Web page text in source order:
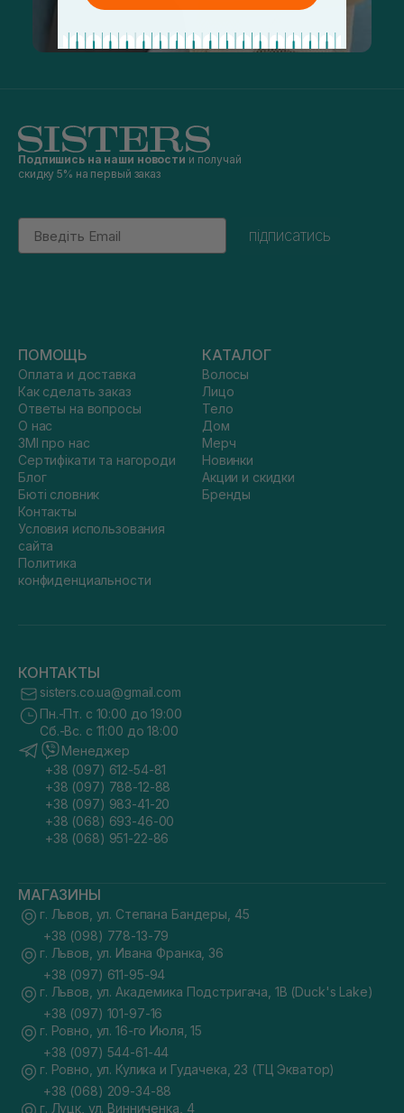
Подпишись на наши новости и получай
скидку 5% на первый заказ
Email
підписатись
ПОМОЩЬ
Оплата и доставка
Как сделать заказ
Ответы на вопросы
О нас
ЗМІ про нас
Сертифікати та нагороди
Блог
Бюті словник
Контакты
Условия использования
сайта
Политика
конфиденциальности
КАТАЛОГ
Волосы
Лицо
Тело
Дом
Мерч
Новинки
Акции и скидки
Бренды
КОНТАКТЫ
sisters.co.ua@gmail.com
Пн.-Пт. с 10:00 до 19:00
Сб.-Вс. с 11:00 до 18:00
Менеджер
+38 (097) 612-54-81
+38 (097) 788-12-88
+38 (097) 983-41-20
+38 (068) 693-46-00
+38 (068) 951-22-86
МАГАЗИНЫ
г. Львов, ул. Степана Бандеры, 45
+38 (098) 778-13-79
г. Львов, ул. Ивана Франка, 36
+38 (097) 611-95-94
г. Львов, ул. Академика Подстригача, 1В (Duck's Lake)
+38 (097) 101-97-16
г. Ровно, ул. 16-го Июля, 15
+38 (097) 544-61-44
г. Ровно, ул. Кулика и Гудачека, 23 (ТЦ Экватор)
+38 (068) 209-34-88
г. Луцк, ул. Винниченка, 4